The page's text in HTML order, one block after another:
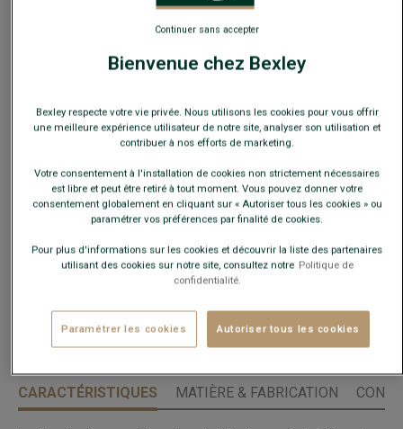
Ce modèle taille grand, choisir la taille en-dessous de votre
Guide des tailles
+ AJOUTER AU PANIER
Voir la disponibilité en magasin
30 jours pour changer d'avis !
CARACTÉRISTIQUES MATIÈRE & FABRICATION
Bienvenue chez Bexley
Bexley respecte votre vie privée. Nous utilisons les cookies pour vous offrir
une meilleure expérience utilisateur de notre site, analyser son utilisation et
contribuer à nos efforts de marketing.
Votre consentement à l'installation de cookies non strictement nécessaires
est libre et peut être retiré à tout moment. Vous pouvez donner votre
consentement globalement en cliquant sur « Autoriser tous les cookies » ou
paramétrer vos préférences par finalité de cookies.
Pour plus d'informations sur les cookies et découvrir la liste des partenaires
utilisant des cookies sur notre site, consultez notre Politique de
confidentialité.
Paramétrer les cookies Autoriser tous les cookies
Continuer sans accepter